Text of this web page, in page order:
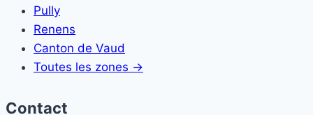
Pully
Renens
Canton de Vaud
Toutes les zones →
Contact